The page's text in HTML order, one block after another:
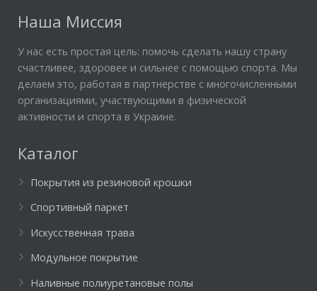
Наша Миссия
У нас есть простая цель: помочь сделать нашу страну
счастливее, здоровее и сильнее с помощью спорта. Мы
делаем это, работая в партнерстве с многочисленными
организациями, участвующими в физической
активности и спорта в Украине.
Каталог
Покрытия из резиновой крошки
Спортивный паркет
Искусственная трава
Модульное покрытие
Наливные полиуретановые полы